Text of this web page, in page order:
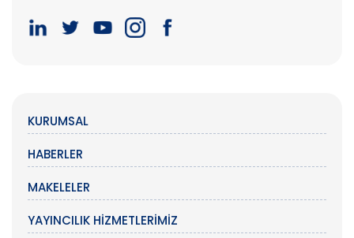
KURUMSAL
HABERLER
MAKELELER
YAYINCILIK HIZMETLERIMIZ